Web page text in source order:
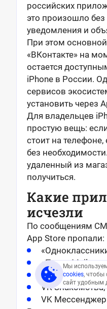
российских
это произошло
уведомления и
При этом
«ВКонтакте» на
остается
iPhone в России.
сервисов
установить через
Для владельцев
простую вещь:
стоит на телефоне,
без
удаленный из
получиться.
Какие
исчезли
По сообщениям
App Store пропали:
«Почта Mail»;
VK Музыка;
VK Знакомства;
VK
Мы
cookies, чтобы
сайт удобным